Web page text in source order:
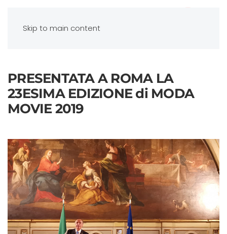
Skip to main content
PRESENTATA A ROMA LA
23ESIMA EDIZIONE di MODA
MOVIE 2019